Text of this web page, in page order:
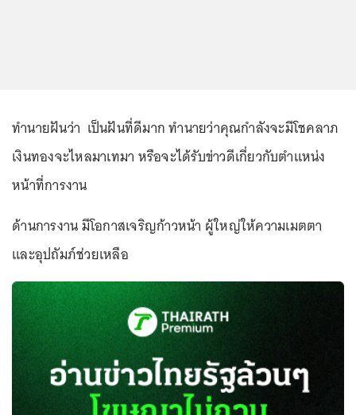
ทำนายฝันว่า เป็นฝันที่ดีมาก ทำนายว่าคุณกำลังจะมีโชคลาภ
เงินทองจะไหลมาเทมา หรือจะได้รับข่าวดีเกี่ยวกับตำแหน่ง
หน้าที่การงาน
ด้านการงาน มีโอกาสเจริญก้าวหน้า ผู้ใหญ่ให้ความเมตตา
และอุปถัมภ์ช่วยเหลือ